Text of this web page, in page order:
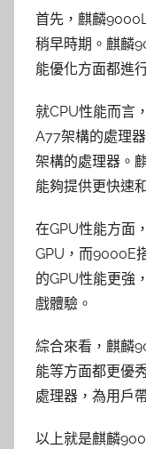
首先，麒麟
稍早時期。麒麟
能優化方面都進
就CPU性能而言
A77架構的處理
架構的處理器。
能夠提供更快速
在GPU性能方面
GPU，而9000E
的GPU性能更強
戲體驗。
綜合來看，麒麟
能等方面都更優
處理器，為用戶
以上就是麒麟